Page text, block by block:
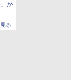
が
る